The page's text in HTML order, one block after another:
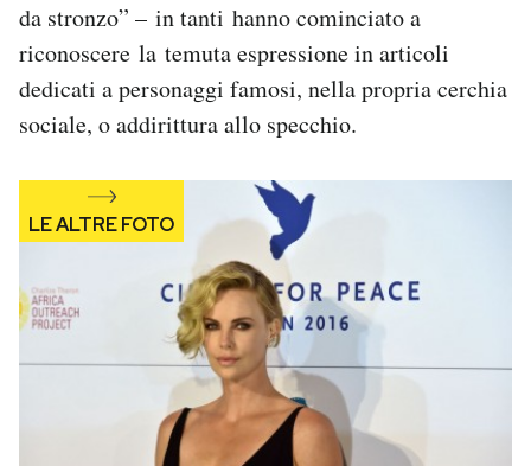
da stronzo” – in tanti hanno cominciato a
riconoscere la temuta espressione in articoli
dedicati a personaggi famosi, nella propria cerchia
sociale, o addirittura allo specchio.